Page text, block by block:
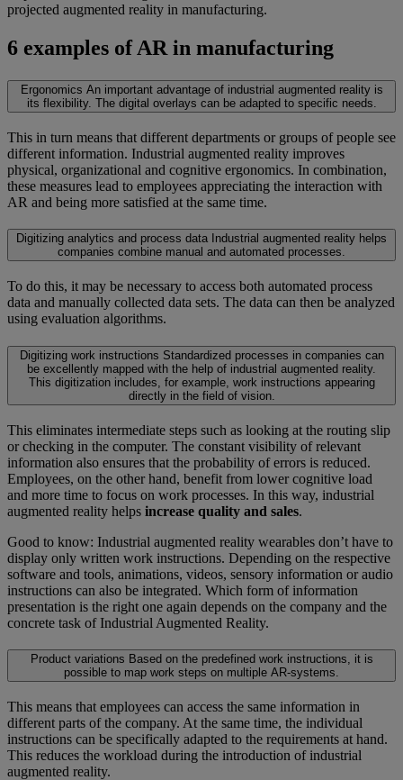
projected augmented reality in manufacturing.
6 examples of AR in manufacturing
Ergonomics An important advantage of industrial augmented reality is
its flexibility. The digital overlays can be adapted to specific needs.
This in turn means that different departments or groups of people see
different information. Industrial augmented reality improves
physical, organizational and cognitive ergonomics. In combination,
these measures lead to employees appreciating the interaction with
AR and being more satisfied at the same time.
Digitizing analytics and process data Industrial augmented reality helps
companies combine manual and automated processes.
To do this, it may be necessary to access both automated process
data and manually collected data sets. The data can then be analyzed
using evaluation algorithms.
Digitizing work instructions Standardized processes in companies can
be excellently mapped with the help of industrial augmented reality.
This digitization includes, for example, work instructions appearing
directly in the field of vision.
This eliminates intermediate steps such as looking at the routing slip
or checking in the computer. The constant visibility of relevant
information also ensures that the probability of errors is reduced.
Employees, on the other hand, benefit from lower cognitive load
and more time to focus on work processes. In this way, industrial
augmented reality helps increase quality and sales.
Good to know: Industrial augmented reality wearables don’t have to
display only written work instructions. Depending on the respective
software and tools, animations, videos, sensory information or audio
instructions can also be integrated. Which form of information
presentation is the right one again depends on the company and the
concrete task of Industrial Augmented Reality.
Product variations Based on the predefined work instructions, it is
possible to map work steps on multiple AR-systems.
This means that employees can access the same information in
different parts of the company. At the same time, the individual
instructions can be specifically adapted to the requirements at hand.
This reduces the workload during the introduction of industrial
augmented reality.